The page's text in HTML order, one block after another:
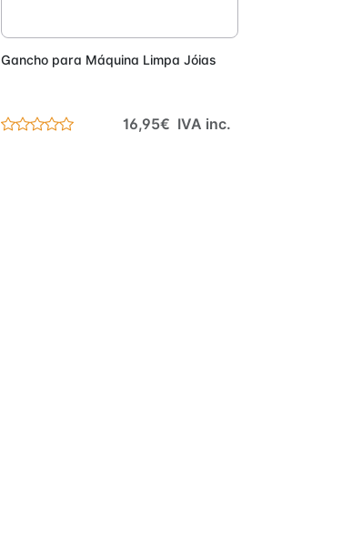
Gancho para Máquina Limpa Jóias
16,95€ IVA inc.